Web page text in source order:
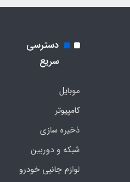
دسترسی
سریع
موبایل
کامپیوتر
ذخیره سازی
شبکه و دوربین
لوازم جانبی خودرو